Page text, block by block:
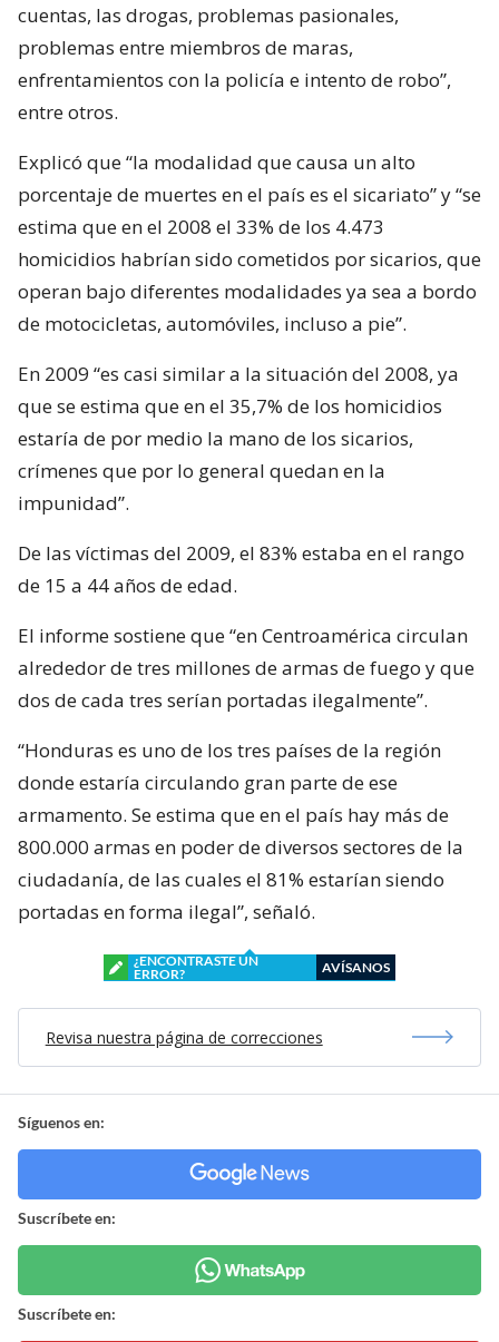
cuentas, las drogas, problemas pasionales,
problemas entre miembros de maras,
enfrentamientos con la policía e intento de robo”,
entre otros.
Explicó que “la modalidad que causa un alto
porcentaje de muertes en el país es el sicariato” y “se
estima que en el 2008 el 33% de los 4.473
homicidios habrían sido cometidos por sicarios, que
operan bajo diferentes modalidades ya sea a bordo
de motocicletas, automóviles, incluso a pie”.
En 2009 “es casi similar a la situación del 2008, ya
que se estima que en el 35,7% de los homicidios
estaría de por medio la mano de los sicarios,
crímenes que por lo general quedan en la
impunidad”.
De las víctimas del 2009, el 83% estaba en el rango
de 15 a 44 años de edad.
El informe sostiene que “en Centroamérica circulan
alrededor de tres millones de armas de fuego y que
dos de cada tres serían portadas ilegalmente”.
“Honduras es uno de los tres países de la región
donde estaría circulando gran parte de ese
armamento. Se estima que en el país hay más de
800.000 armas en poder de diversos sectores de la
ciudadanía, de las cuales el 81% estarían siendo
portadas en forma ilegal”, señaló.
¿ENCONTRASTE UN
ERROR?
AVÍSANOS
Revisa nuestra página de correcciones
Síguenos en:
Suscríbete en:
Suscríbete en: